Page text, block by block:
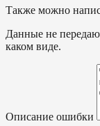
Также можно
Данные не
каком виде.
Описание ошибки